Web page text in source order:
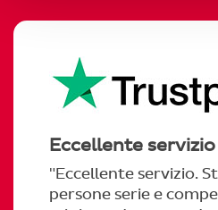
Eccellente servizio
"Eccellente servizio.
persone serie e